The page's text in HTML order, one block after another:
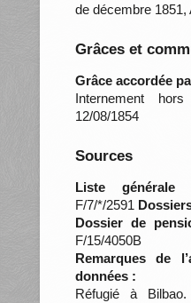
de décembre 1851,
Grâces et
Grâce accordée
Internement
12/08/1854
Sources
Liste générale
F/7/*/2591
Dossier de
F/15/4050B
Remarques de
données :
Réfugié à